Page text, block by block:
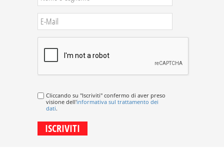
Cliccando su "Iscriviti" confermo di aver preso
visione dell'informativa sul trattamento dei
dati.